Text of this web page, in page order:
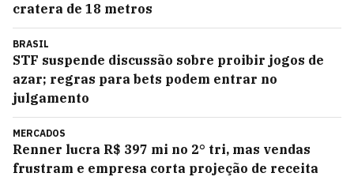
cratera de 18 metros
BRASIL
STF suspende discussão sobre proibir jogos de
azar; regras para bets podem entrar no
julgamento
MERCADOS
Renner lucra R$ 397 mi no 2° tri, mas vendas
frustram e empresa corta projeção de receita